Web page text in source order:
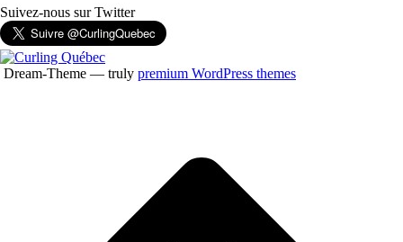
Suivez-nous sur Twitter
Dream-Theme — truly premium WordPress themes